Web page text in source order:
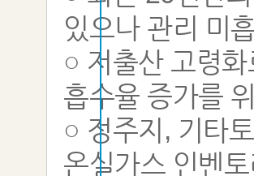
있으나 관리 미
○ 저출산 고령
흡수율 증가를
○ 정주지, 기타
온실가스 인벤